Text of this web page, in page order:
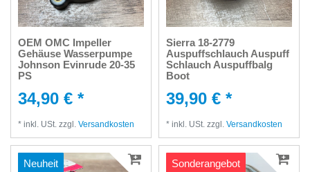
OEM OMC Impeller
Gehäuse Wasserpumpe
Johnson Evinrude 20-35
PS
34,90 € *
* inkl. USt. zzgl. Versandkosten
Sierra 18-2779
Auspuffschlauch Auspuff
Schlauch Auspuffbalg
Boot
39,90 € *
* inkl. USt. zzgl. Versandkosten
Neuheit Sonderangebot